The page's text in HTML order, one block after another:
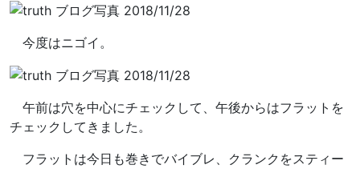
今度はニゴイ。
午前は穴を中心にチェックして、午後からはフラットを
チェックしてきました。
フラットは今日も巻きでバイブレ、クランクをスティー